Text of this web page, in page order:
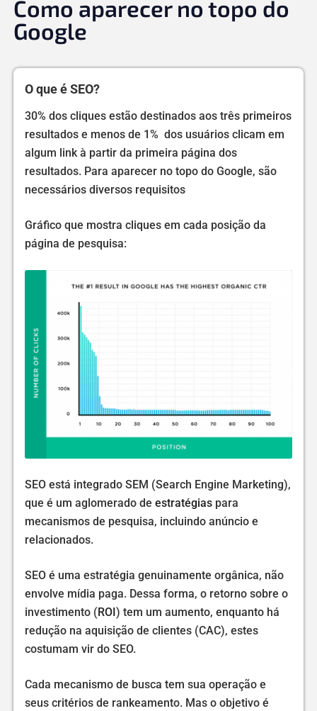
Como aparecer no topo do
Google
O que é SEO?
30% dos cliques estão destinados aos três primeiros
resultados e menos de 1% dos usuários clicam em
algum link à partir da primeira página dos
resultados. Para aparecer no topo do Google, são
necessários diversos requisitos
Gráfico que mostra cliques em cada posição da
página de pesquisa:
SEO está integrado SEM (Search Engine Marketing),
que é um aglomerado deestratégias para
mecanismos de pesquisa, incluindo anúncio e
relacionados.
SEO é uma estratégia genuinamente orgânica, não
envolve mídia paga. Dessa forma, o retorno sobre o
investimento ( ROI) tem um aumento, enquanto há
redução na aquisição de clientes (CAC), estes
costumam vir do SEO.
Cada mecanismo de busca tem sua operação e
seus critérios de rankeamento. Mas o objetivo é